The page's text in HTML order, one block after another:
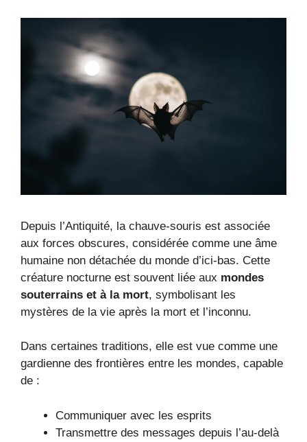
Depuis l’Antiquité, la chauve-souris est associée
aux forces obscures, considérée comme une âme
humaine non détachée du monde d’ici-bas. Cette
créature nocturne est souvent liée aux mondes
souterrains et à la mort, symbolisant les
mystères de la vie après la mort et l’inconnu.
Dans certaines traditions, elle est vue comme une
gardienne des frontières entre les mondes, capable
de :
Communiquer avec les esprits
Transmettre des messages depuis l’au-delà